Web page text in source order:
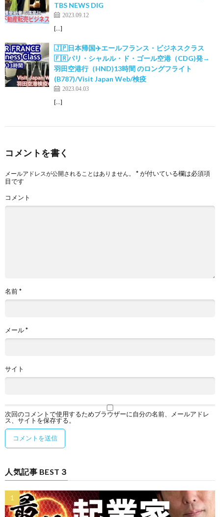
TBS NEWS DIG
2023.09.12
[…]
🇯🇵日本帰国✈️エールフランス・ビジネスクラス
🇫🇷パリ・シャルル・ド・ゴール空港（CDG)発→
羽田空港行（HND)13時間 のロングフライト
(B787)/Visit Japan Web/検疫
2023.04.03
[…]
コメントを書く
メールアドレスが公開されることはありません。 *が付いている欄は必須項
目です
コメント
名前*
メール*
サイト
次回のコメントで使用するためブラウザーに自分の名前、メールアドレ
ス、サイトを保存する。
人気記事 BEST３